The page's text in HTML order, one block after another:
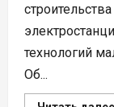
технологий
Об...